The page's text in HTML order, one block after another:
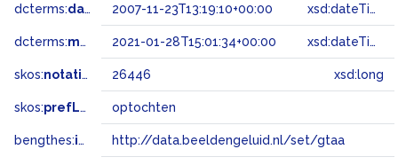
dcterms:dateSubmitted 2007-11-23T13:19:10+00:00 xsd:dateTime
dcterms:modified 2021-01-28T15:01:34+00:00 xsd:dateTime
skos:notation 26446 xsd:long
skos:prefLabel optochten
bengthes:inSet http://data.beeldengeluid.nl/set/gtaa